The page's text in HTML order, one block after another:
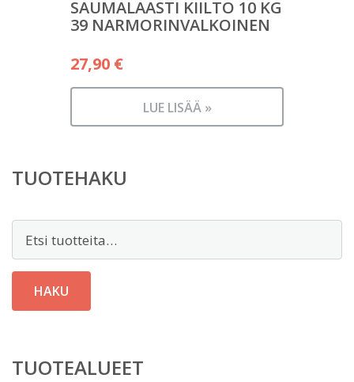
SAUMALAASTI KIILTO 10 KG
39 NARMORINVALKOINEN
27,90 €
LUE LISÄÄ »
TUOTEHAKU
HAKU
TUOTEALUEET